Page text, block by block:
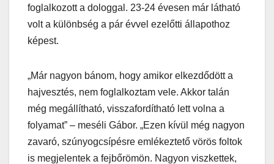
foglalkozott a dologgal. 23-24 évesen már látható
volt a különbség a pár évvel ezelőtti állapothoz
képest.
„Már nagyon bánom, hogy amikor elkezdődött a
hajvesztés, nem foglalkoztam vele. Akkor talán
még megállítható, visszafordítható lett volna a
folyamat” – meséli Gábor. „Ezen kívül még nagyon
zavaró, szúnyogcsípésre emlékeztető vörös foltok
is megjelentek a fejbőrömön. Nagyon viszkettek,